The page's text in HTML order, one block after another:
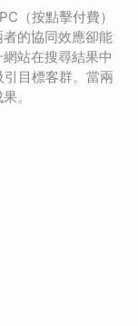
（按點擊付費）
的協同效應卻能
站在搜尋結果中
目標客群。當兩
。